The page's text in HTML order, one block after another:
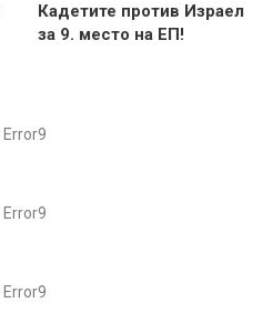
Кадетите против Израел
за 9. место на ЕП!
Error9
Error9
Error9